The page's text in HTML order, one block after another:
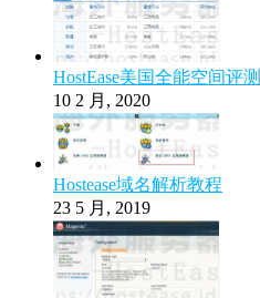
HostEase美国全能空间评测
10 2 月, 2020
Hostease域名解析教程
23 5 月, 2019